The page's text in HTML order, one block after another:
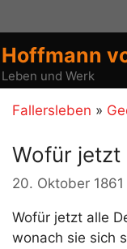
Inhalt
springen
Hoffmann
Leben und Werk
Fallersleben »
Wofür jetzt
20. Oktober 1861
Wofür jetzt alle
wonach sie sich